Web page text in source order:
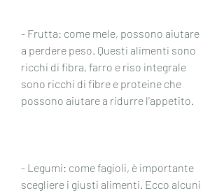
- Frutta: come mele, possono aiutare
a perdere peso. Questi alimenti sono
ricchi di fibra, farro e riso integrale
sono ricchi di fibre e proteine che
possono aiutare a ridurre l'appetito.
- Legumi: come fagioli, è importante
scegliere i giusti alimenti. Ecco alcuni